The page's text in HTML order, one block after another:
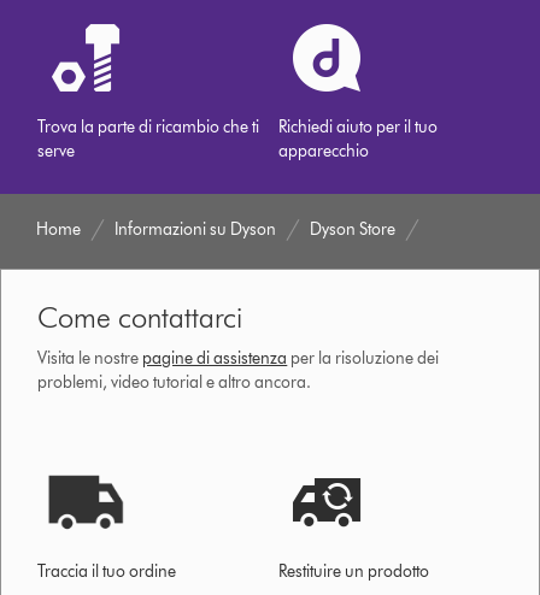
Trova la parte di ricambio che ti
serve
Richiedi aiuto per il tuo
apparecchio
Home Informazioni su Dyson Dyson Store
Come contattarci
Visita le nostre pagine di assistenza per la risoluzione dei
problemi, video tutorial e altro ancora.
Traccia il tuo ordine Restituire un prodotto